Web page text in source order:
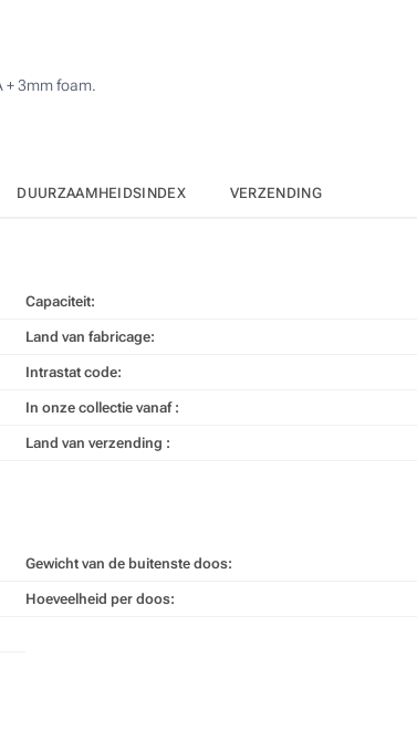
transfer (Aan een kant)
+ 3mm foam.
DUURZAAMHEIDSINDEX VERZENDING
Capaciteit:
Land van fabricage:
Intrastat code:
In onze collectie vanaf :
Land van verzending :
Gewicht van de buitenste doos:
Hoeveelheid per doos: